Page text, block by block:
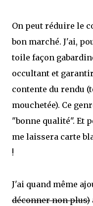
On peut réduire le
bon marché. J'ai,
toile façon
occultant et
contente du rendu
mouchetée). Ce
"bonne qualité". Et
me laissera carte
!
J'ai quand même
déconner non plus)